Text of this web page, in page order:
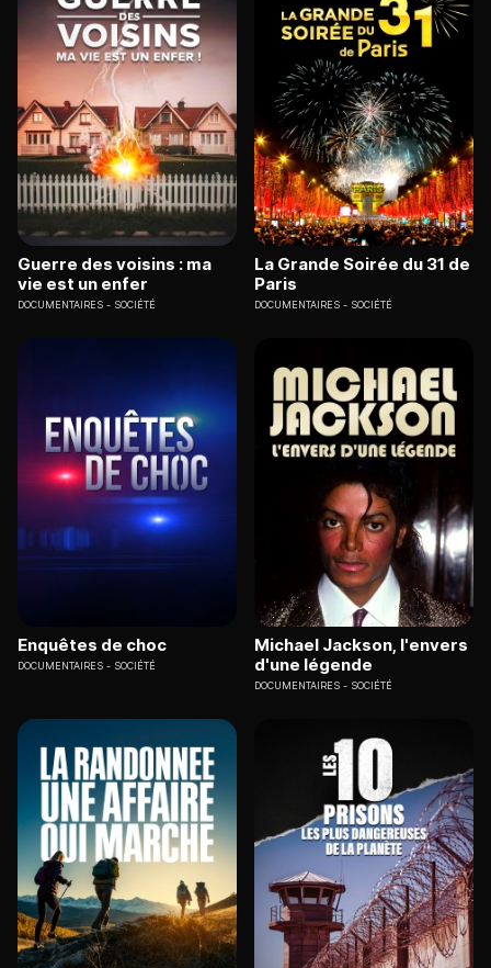
Guerre des voisins : ma
vie est un enfer
DOCUMENTAIRES SOCIÉTÉ
La Grande Soirée du 31 de
Paris
DOCUMENTAIRES SOCIÉTÉ
Enquêtes de choc
DOCUMENTAIRES SOCIÉTÉ
Michael Jackson, l'envers
d'une légende
DOCUMENTAIRES SOCIÉTÉ